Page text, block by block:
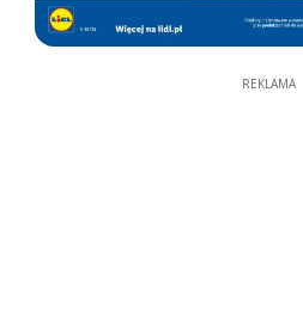
REKLAMA